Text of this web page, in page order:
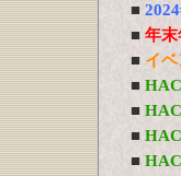
■
■ 年末
■ イ
■
■
■
■